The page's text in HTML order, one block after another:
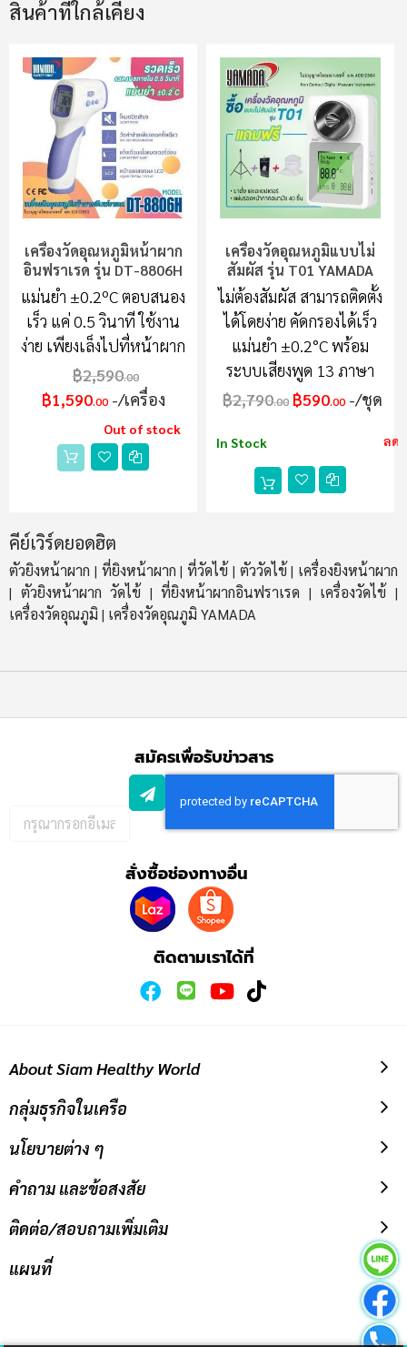
สินค้าที่ใกล้เคียง
เครื่องวัดอุณหภูมิหน้าผาก
อินฟราเรด รุ่น DT-8806H
แม่นยำ ±0.2ºC ตอบสนอง
เร็ว แค่ 0.5 วินาที ใช้งาน
ง่าย เพียงเล็งไปที่หน้าผาก
฿2,590.00
฿1,590.00 /เครื่อง
Out of stock
เครื่องวัดอุณหภูมิแบบไม่
สัมผัส รุ่น T01 YAMADA
ไม่ต้องสัมผัส สามารถติดตั้ง
ได้โดยง่าย คัดกรองได้เร็ว
แม่นยำ ±0.2°C พร้อม
ระบบเสียงพูด 13 ภาษา
฿2,790.00 ฿590.00 /ชุด
In Stock ลด
คีย์เวิร์ดยอดฮิต
ตัวยิงหน้าผาก | ที่ยิงหน้าผาก | ที่วัดไข้ | ตัววัดไข้ | เครื่องยิงหน้าผาก
| ตัวยิงหน้าผาก วัดไข้ |ที่ยิงหน้าผากอินฟราเรด | เครื่องวัดไข้ |
เครื่องวัดอุณภูมิ | เครื่องวัดอุณภูมิ YAMADA
สมัครเพื่อรับข่าวสาร
กรอก
สั่งซื้อช่องทางอื่น
ติดตามเราได้ที่
About Siam Healthy World
กลุ่มธุรกิจในเครือ
นโยบายต่าง ๆ
คำถาม และข้อสงสัย
ติดต่อ/สอบถามเพิ่มเติม
แผนที่